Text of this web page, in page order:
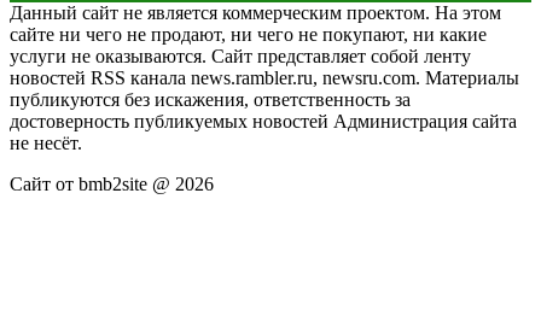
Данный сайт не является коммерческим проектом. На этом
сайте ни чего не продают, ни чего не покупают, ни какие
услуги не оказываются. Сайт представляет собой ленту
новостей RSS канала news.rambler.ru, newsru.com. Материалы
публикуются без искажения, ответственность за
достоверность публикуемых новостей Администрация сайта
не несёт.
Сайт от bmb2site @ 2026